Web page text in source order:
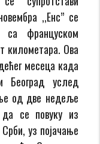
,,Енс” се
са француском
километара. Ова
месеца када
Београд услед
од две недеље
да се повуку из
уз појачање